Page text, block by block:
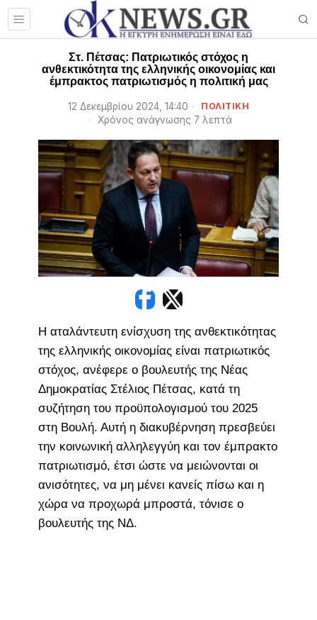
Στ. Πέτσας: Πατριωτικός στόχος η
ανθεκτικότητα της ελληνικής οικονομίας και
έμπρακτος πατριωτισμός η πολιτική μας
12 Δεκεμβρίου 2024, 14:40 ΠΟΛΙΤΙΚΗ
Χρόνος ανάγνωσης 7 λεπτά
H αταλάντευτη ενίσχυση της ανθεκτικότητας
της ελληνικής οικονομίας είναι πατριωτικός
στόχος, ανέφερε ο βουλευτής της Νέας
Δημοκρατίας Στέλιος Πέτσας, κατά τη
συζήτηση του προϋπολογισμού του 2025
στη Βουλή. Αυτή η διακυβέρνηση πρεσβεύει
την κοινωνική αλληλεγγύη και τον έμπρακτο
πατριωτισμό, έτσι ώστε να μειώνονται οι
ανισότητες, να μη μένει κανείς πίσω και η
χώρα να προχωρά μπροστά, τόνισε ο
βουλευτής της ΝΔ.